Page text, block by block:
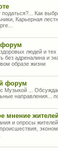
податься?... Как
Карьерная
людей и тех
без адреналина и
образе жизни
форум
Музыкой ...
направления...
мнение
и опросы